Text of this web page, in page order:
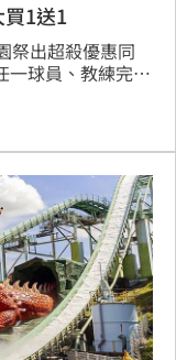
1送1
祭出超殺優惠同
一球員、教練完全